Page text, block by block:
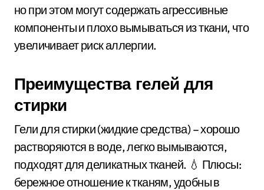
но при этом могут содержать агрессивные
компоненты и плохо вымываться из ткани, что
увеличивает риск аллергии.
Преимущества гелей для
стирки
Гели для стирки (жидкие средства) – хорошо
растворяются в воде, легко вымываются,
подходят для деликатных тканей. 💧 Плюсы:
бережное отношение к тканям, удобны в